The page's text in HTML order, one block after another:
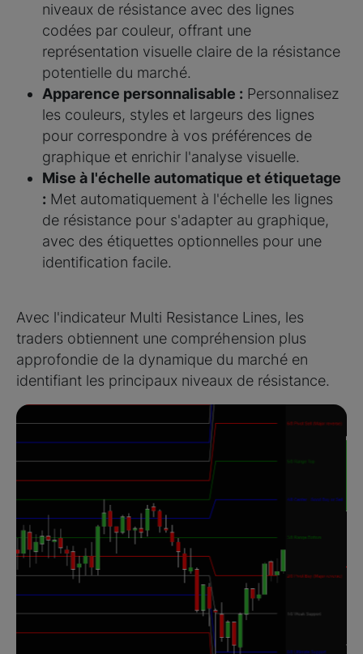
niveaux de résistance avec des lignes
codées par couleur, offrant une
représentation visuelle claire de la résistance
potentielle du marché.
Apparence personnalisable : Personnalisez
les couleurs, styles et largeurs des lignes
pour correspondre à vos préférences de
graphique et enrichir l'analyse visuelle.
Mise à l'échelle automatique et étiquetage
: Met automatiquement à l'échelle les lignes
de résistance pour s'adapter au graphique,
avec des étiquettes optionnelles pour une
identification facile.
Avec l'indicateur Multi Resistance Lines, les
traders obtiennent une compréhension plus
approfondie de la dynamique du marché en
identifiant les principaux niveaux de résistance.